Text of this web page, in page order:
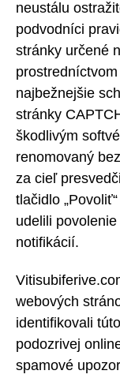
neustálu
podvodníci
stránky určené
najbežnejšie
stránky
škodlivým
renomovaný
za cieľ
tlačidlo
udelili
notifikácií.
webových
identifikovali
podozrivej
spamové